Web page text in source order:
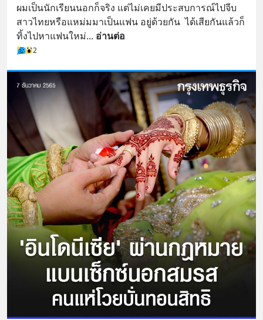
ผมเป็นนักเรียนนอกก็จริง แต่ไม่เคยมีประสบการณ์ไปจีบ
สาวไทยหรือแหม่มมาเป็นแฟน อยู่ด้วยกัน  ได้เสียกันแล้วก็
ทิ้งไปหาแฟนใหม่... อ่านต่อ
2